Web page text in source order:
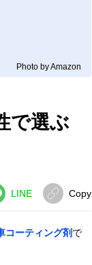
Photo by Amazon
で選ぶ
LINE Copy
コーティング剤で